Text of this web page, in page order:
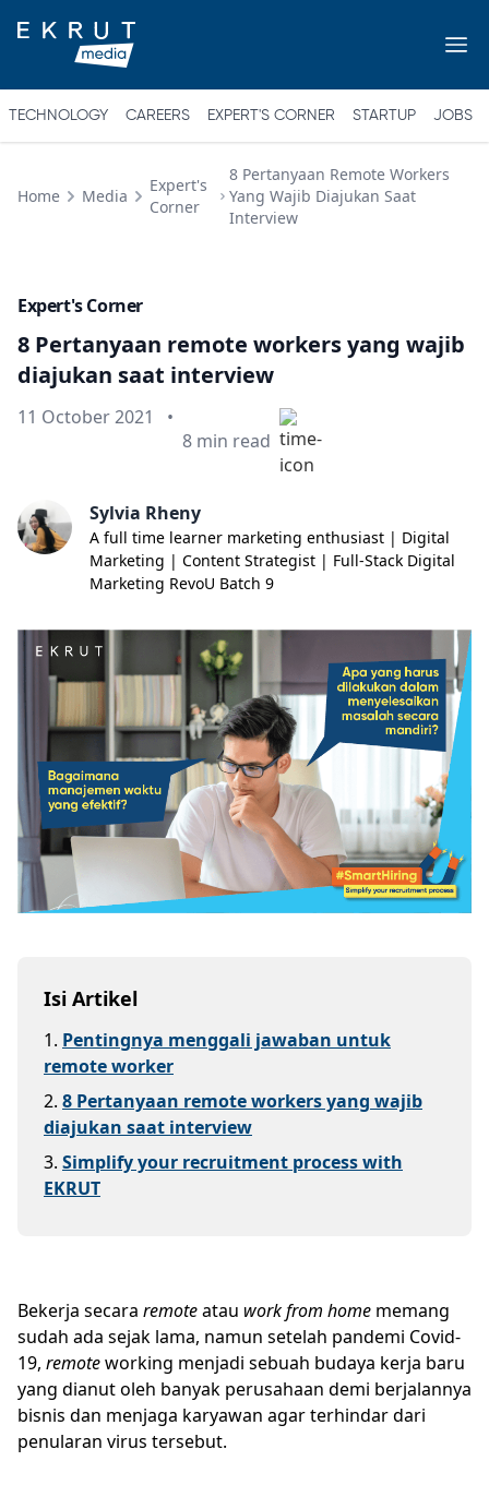
TECHNOLOGY CAREERS EXPERT'S CORNER STARTUP JOBS
Home Media
Expert's
Corner
8 Pertanyaan Remote Workers
Yang Wajib Diajukan Saat
Interview
Expert's Corner
8 Pertanyaan remote workers yang wajib
diajukan saat interview
Published on
11 October 2021
•
Min read
8 min read
Sylvia Rheny
A full time learner marketing enthusiast | Digital
Marketing | Content Strategist | Full-Stack Digital
Marketing RevoU Batch 9
Isi Artikel
1. Pentingnya menggali jawaban untuk
remote worker
2. 8 Pertanyaan remote workers yang wajib
diajukan saat interview
3. Simplify your recruitment process with
EKRUT
Bekerja secara remoteatau work from home memang
sudah ada sejak lama, namun setelah pandemi Covid-
19, remoteworking menjadi sebuah budaya kerja baru
yang dianut oleh banyak perusahaan demi berjalannya
bisnis dan menjaga karyawan agar terhindar dari
penularan virus tersebut.